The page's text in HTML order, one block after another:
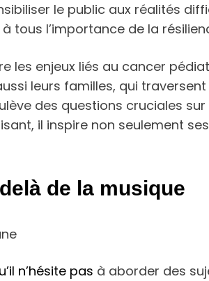
le public aux réalités
tous l’importance de la
enjeux liés au cancer
leurs familles, qui
des questions cruciales
il inspire non seulement
de la musique
n’hésite pas à aborder des